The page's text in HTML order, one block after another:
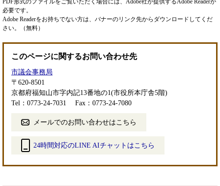
必要です。
Adobe Readerをお持ちでない方は、バナーのリンク先からダウンロードしてくだ
さい。（無料）
このページに関するお問い合わせ先
市議会事務局
〒620-8501
京都府福知山市字内記13番地の1(市役所本庁舎5階)
Tel：0773-24-7031
Fax：0773-24-7080
メールでのお問い合わせはこちら
24時間対応のLINE AIチャットはこちら